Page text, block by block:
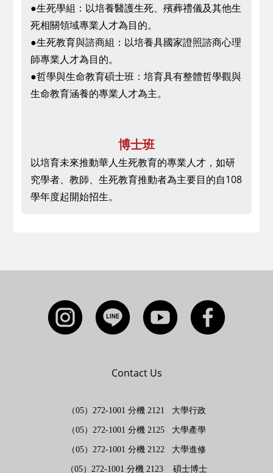
●生死學組 ：以培養醫護生死、殯葬禮儀及其他生
死相關領域專業人才為目的。
●生死教育與諮商組 ：以培養具國家證照諮商心理
師專業人才為目的。
●哲學與生命教育碩士班 ：培育具有整體哲學觀與
生命教育涵養的專業人才為主。
博士班
以培育未來推動華人生死教育的專業人才，如研
究學者、教師、生死教育推動者為主要目的自108
學年度起開始招生。
Contact Us
（05）272-1001 分機 2121 大學行政
（05）272-1001 分機 2125 大學產學
（05）272-1001 分機 2122 大學進修
（05）272-1001 分機 2123 碩士博士